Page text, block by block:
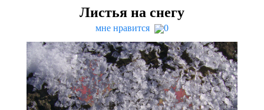
Листья на снегу
мне нравится 0